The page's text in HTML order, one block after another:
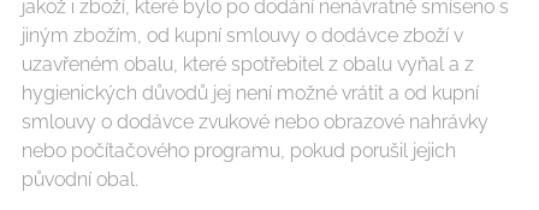
jakož i zboží, které bylo po dodání nenávratně smíseno s
jiným zbožím, od kupní smlouvy o dodávce zboží v
uzavřeném obalu, které spotřebitel z obalu vyňal a z
hygienických důvodů jej není možné vrátit a od kupní
smlouvy o dodávce zvukové nebo obrazové nahrávky
nebo počítačového programu, pokud porušil jejich
původní obal.